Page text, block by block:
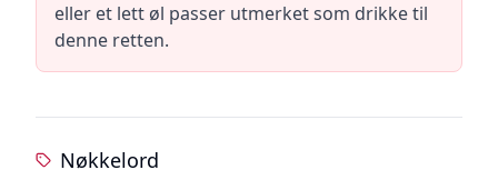
eller et lett øl passer utmerket som drikke til
denne retten.
Nøkkelord